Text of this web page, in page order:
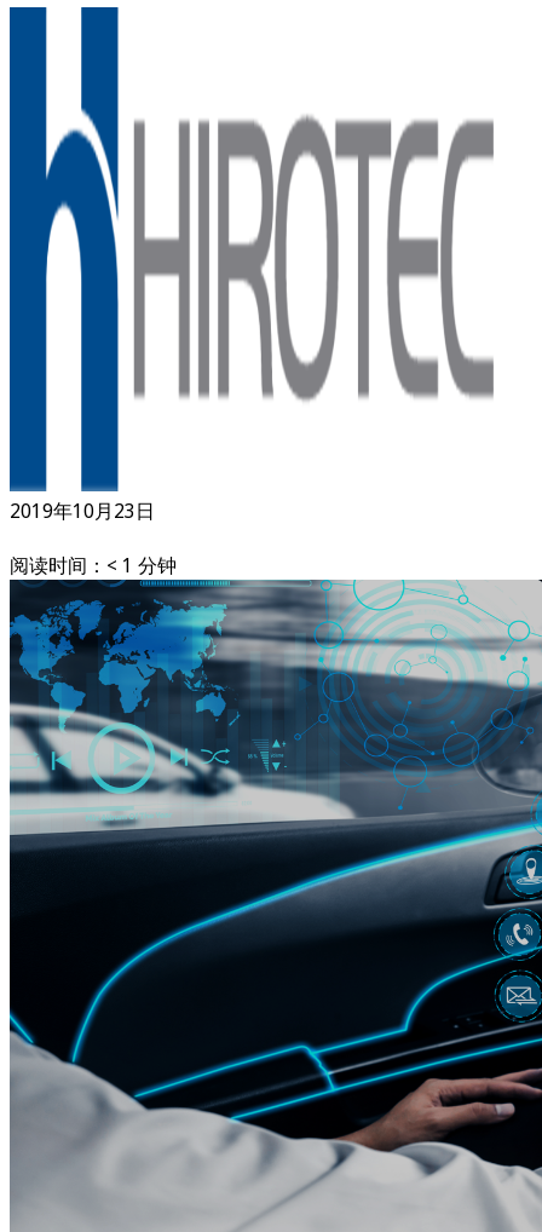
2019年10月23日
阅读时间：< 1 分钟